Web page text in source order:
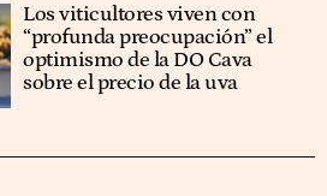
Los viticultores viven con
“profunda preocupación” el
optimismo de la DO Cava
sobre el precio de la uva